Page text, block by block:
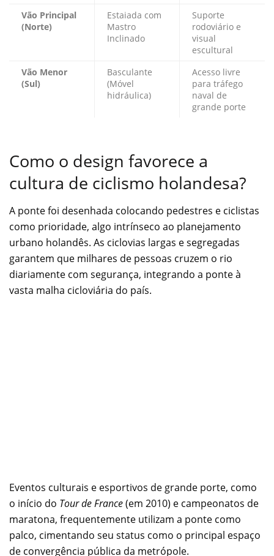
Vão Principal
(Norte)
Estaiada com
Mastro
Inclinado
Suporte
rodoviário e
visual
escultural
Vão Menor
(Sul)
Basculante
(Móvel
hidráulica)
Acesso livre
para tráfego
naval de
grande porte
Como o design favorece a
cultura de ciclismo holandesa?
A ponte foi desenhada colocando pedestres e ciclistas
como prioridade, algo intrínseco ao planejamento
urbano holandês. As ciclovias largas e segregadas
garantem que milhares de pessoas cruzem o rio
diariamente com segurança, integrando a ponte à
vasta malha cicloviária do país.
Eventos culturais e esportivos de grande porte, como
o início do Tour de France(em 2010) e campeonatos de
maratona, frequentemente utilizam a ponte como
palco, cimentando seu status como o principal espaço
de convergência pública da metrópole.